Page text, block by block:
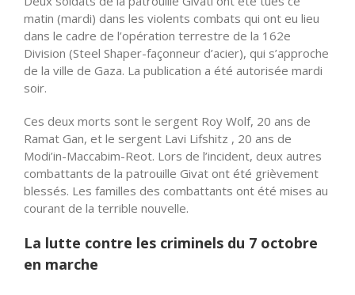
matin (mardi) dans les violents combats qui ont eu lieu
dans le cadre de l’opération terrestre de la 162e
Division (Steel Shaper-façonneur d’acier), qui s’approche
de la ville de Gaza. La publication a été autorisée mardi
soir.
Ces deux morts sont le sergent Roy Wolf, 20 ans de
Ramat Gan, et le sergent Lavi Lifshitz , 20 ans de
Modi’in-Maccabim-Reot. Lors de l’incident, deux autres
combattants de la patrouille Givat ont été grièvement
blessés. Les familles des combattants ont été mises au
courant de la terrible nouvelle.
La lutte contre les criminels du 7 octobre
en marche